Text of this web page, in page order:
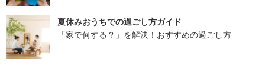
夏休みおうちでの過ごし方ガイド
「家で何する？」を解決！おすすめの過ごし方